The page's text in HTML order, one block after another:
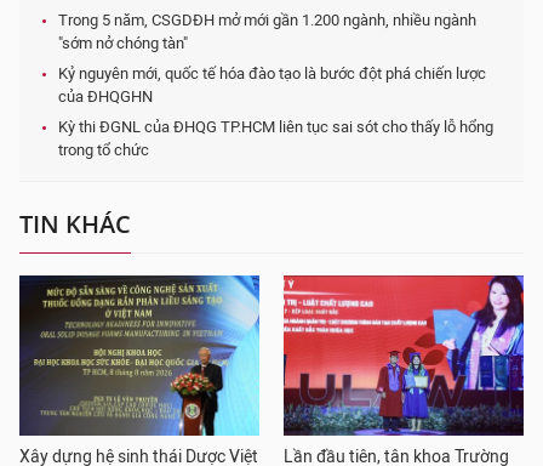
Trong 5 năm, CSGDĐH mở mới gần 1.200 ngành, nhiều ngành
"sớm nở chóng tàn"
Kỷ nguyên mới, quốc tế hóa đào tạo là bước đột phá chiến lược
của ĐHQGHN
Kỳ thi ĐGNL của ĐHQG TP.HCM liên tục sai sót cho thấy lỗ hổng
trong tổ chức
TIN KHÁC
Xây dựng hệ sinh thái Dược Việt
Lần đầu tiên, tân khoa Trường